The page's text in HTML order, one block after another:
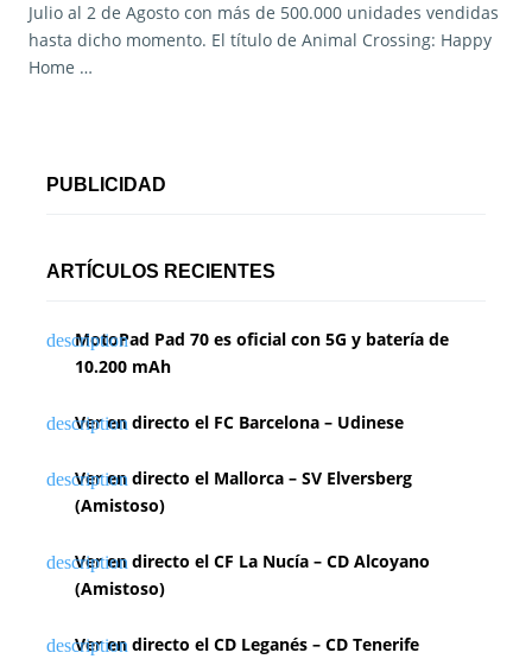
Julio al 2 de Agosto con más de 500.000 unidades vendidas
hasta dicho momento. El título de Animal Crossing: Happy
Home …
PUBLICIDAD
ARTÍCULOS RECIENTES
MotoPad Pad 70 es oficial con 5G y batería de
10.200 mAh
Ver en directo el FC Barcelona – Udinese
Ver en directo el Mallorca – SV Elversberg
(Amistoso)
Ver en directo el CF La Nucía – CD Alcoyano
(Amistoso)
Ver en directo el CD Leganés – CD Tenerife